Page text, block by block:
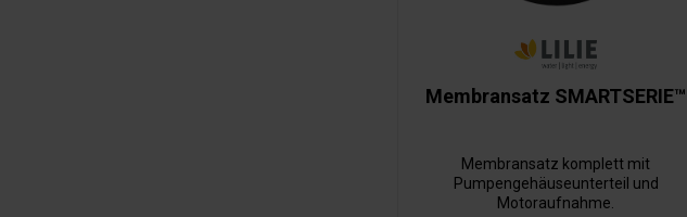
Membransatz SMARTSERIE™
Membransatz komplett mit
Pumpengehäuseunterteil und
Motoraufnahme.